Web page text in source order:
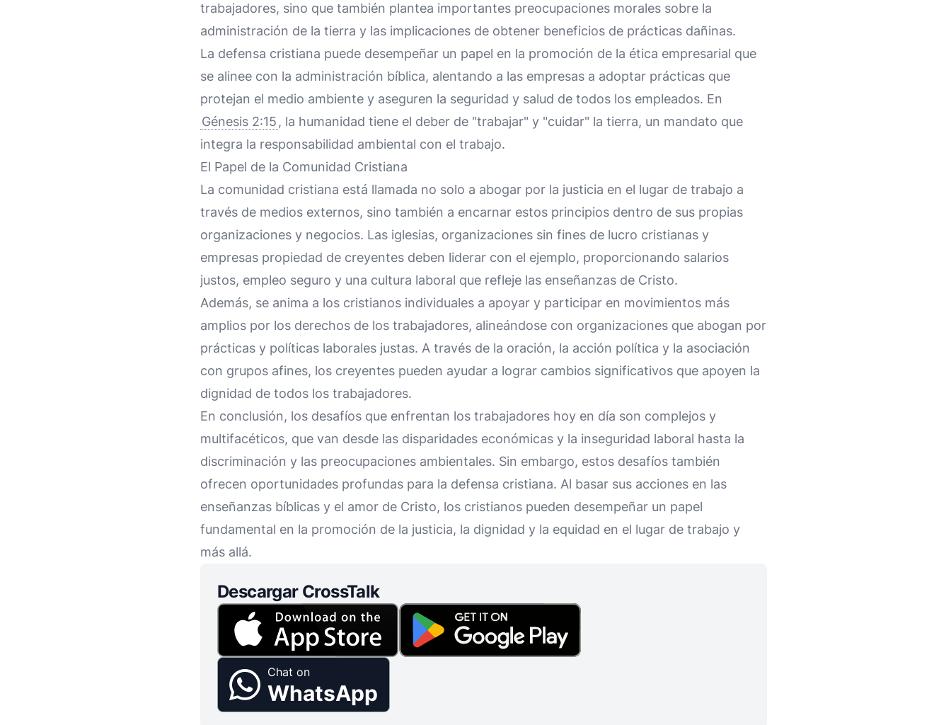
trabajadores, sino que también plantea importantes preocupaciones morales sobre la
administración de la tierra y las implicaciones de obtener beneficios de prácticas dañinas.
La defensa cristiana puede desempeñar un papel en la promoción de la ética empresarial que
se alinee con la administración bíblica, alentando a las empresas a adoptar prácticas que
protejan el medio ambiente y aseguren la seguridad y salud de todos los empleados. En
Génesis 2:15 , la humanidad tiene el deber de "trabajar" y "cuidar" la tierra, un mandato que
integra la responsabilidad ambiental con el trabajo.
El Papel de la Comunidad Cristiana
La comunidad cristiana está llamada no solo a abogar por la justicia en el lugar de trabajo a
través de medios externos, sino también a encarnar estos principios dentro de sus propias
organizaciones y negocios. Las iglesias, organizaciones sin fines de lucro cristianas y
empresas propiedad de creyentes deben liderar con el ejemplo, proporcionando salarios
justos, empleo seguro y una cultura laboral que refleje las enseñanzas de Cristo.
Además, se anima a los cristianos individuales a apoyar y participar en movimientos más
amplios por los derechos de los trabajadores, alineándose con organizaciones que abogan por
prácticas y políticas laborales justas. A través de la oración, la acción política y la asociación
con grupos afines, los creyentes pueden ayudar a lograr cambios significativos que apoyen la
dignidad de todos los trabajadores.
En conclusión, los desafíos que enfrentan los trabajadores hoy en día son complejos y
multifacéticos, que van desde las disparidades económicas y la inseguridad laboral hasta la
discriminación y las preocupaciones ambientales. Sin embargo, estos desafíos también
ofrecen oportunidades profundas para la defensa cristiana. Al basar sus acciones en las
enseñanzas bíblicas y el amor de Cristo, los cristianos pueden desempeñar un papel
fundamental en la promoción de la justicia, la dignidad y la equidad en el lugar de trabajo y
más allá.
Descargar CrossTalk
Chat on
WhatsApp